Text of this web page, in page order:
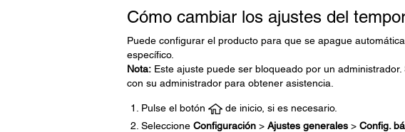
Cómo cambiar los ajustes del
Puede configurar el producto para que se apague
específico.
Nota:Este ajuste puede ser bloqueado por un
con su administrador para obtener asistencia.
Pulse el botón
de inicio, si es necesario.
Seleccione Configuración> Ajustes generales> Config.